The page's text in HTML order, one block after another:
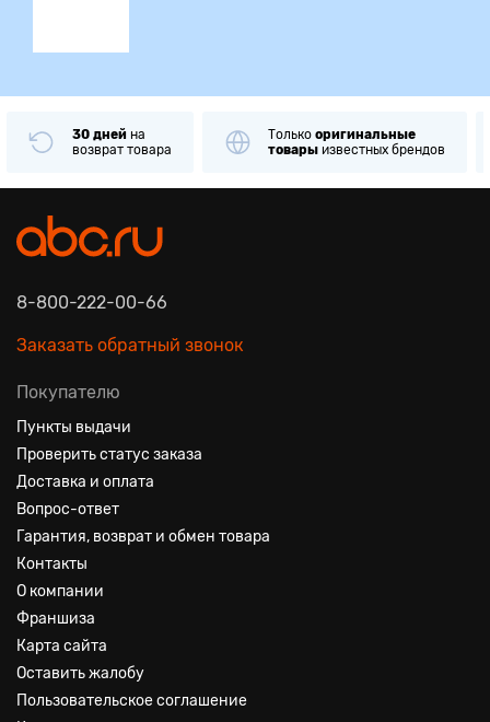
30 дней на
возврат товара
Только оригинальные
товары известных брендов
8-800-222-00-66
Заказать обратный звонок
Покупателю
Пункты выдачи
Проверить статус заказа
Доставка и оплата
Вопрос-ответ
Гарантия, возврат и обмен товара
Контакты
О компании
Франшиза
Карта сайта
Оставить жалобу
Пользовательское соглашение